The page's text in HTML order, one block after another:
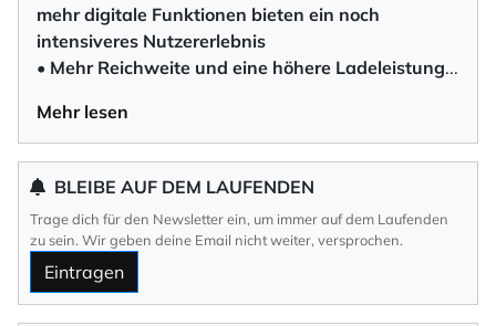
mehr digitale Funktionen bieten ein noch
intensiveres Nutzererlebnis
• Mehr Reichweite und eine höhere Ladeleistung...
Mehr lesen
BLEIBE AUF DEM LAUFENDEN
Trage dich für den Newsletter ein, um immer auf dem Laufenden
zu sein. Wir geben deine Email nicht weiter, versprochen.
Eintragen